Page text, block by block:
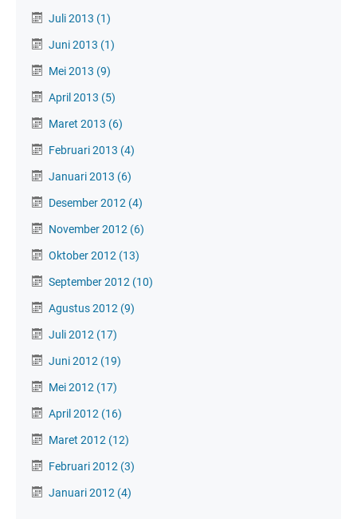
Juli 2013 (1)
Juni 2013 (1)
Mei 2013 (9)
April 2013 (5)
Maret 2013 (6)
Februari 2013 (4)
Januari 2013 (6)
Desember 2012 (4)
November 2012 (6)
Oktober 2012 (13)
September 2012 (10)
Agustus 2012 (9)
Juli 2012 (17)
Juni 2012 (19)
Mei 2012 (17)
April 2012 (16)
Maret 2012 (12)
Februari 2012 (3)
Januari 2012 (4)